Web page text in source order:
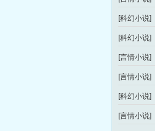
[科幻小说]
[科幻小说]
[言情小说]
[言情小说]
[科幻小说]
[言情小说]